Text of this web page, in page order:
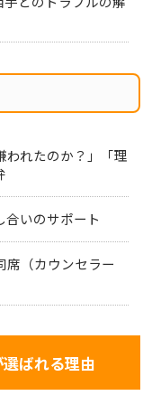
われたのか？」「理
いのサポート
席（カウンセラー
ばれる理由